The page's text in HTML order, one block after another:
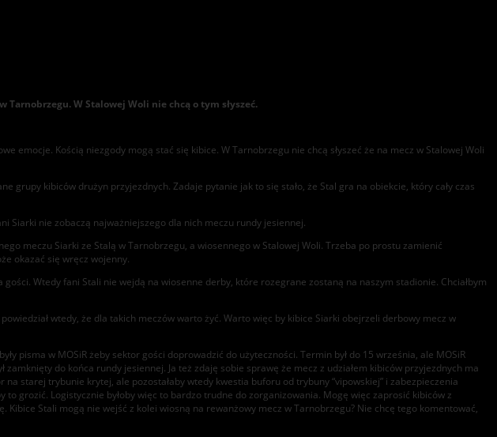
W Stalowej Woli nie chcą o tym słyszeć.
emocje. Kością niezgody mogą stać się kibice. W Tarnobrzegu nie chcą słyszeć że na mecz w Stalowej Woli
kibiców drużyn przyjezdnych. Zadaje pytanie jak to się stało, że Stal gra na obiekcie, który cały czas
Siarki nie zobaczą najważniejszego dla nich meczu rundy jesiennej.
meczu Siarki ze Stalą w Tarnobrzegu, a wiosennego w Stalowej Woli. Trzeba po prostu zamienić
okazać się wręcz wojenny.
Wtedy fani Stali nie wejdą na wiosenne derby, które rozegrane zostaną na naszym stadionie. Chciałbym
wtedy, że dla takich meczów warto żyć. Warto więc by kibice Siarki obejrzeli derbowy mecz w
pisma w MOSiR żeby sektor gości doprowadzić do użyteczności. Termin był do 15 września, ale MOSiR
do końca rundy jesiennej. Ja też zdaję sobie sprawę że mecz z udziałem kibiców przyjezdnych ma
starej trybunie krytej, ale pozostałaby wtedy kwestia buforu od trybuny “vipowskiej” i zabezpieczenia
grozić. Logistycznie byłoby więc to bardzo trudne do zorganizowania. Mogę więc zaprosić kibiców z
Stali mogą nie wejść z kolei wiosną na rewanżowy mecz w Tarnobrzegu? Nie chcę tego komentować,